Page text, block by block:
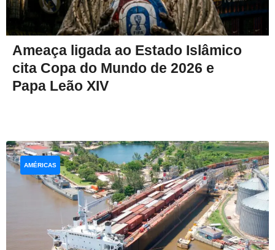
Ameaça ligada ao Estado Islâmico
cita Copa do Mundo de 2026 e
Papa Leão XIV
AMÉRICAS